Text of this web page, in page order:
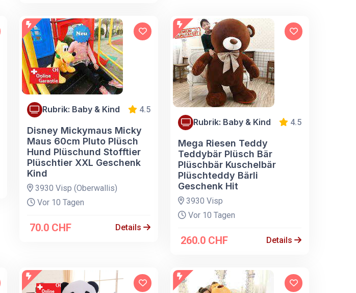
Rubrik: Baby & Kind 4.5
Disney Mickymaus Micky
Maus 60cm Pluto Plüsch
Hund Plüschund Stofftier
Plüschtier XXL Geschenk
Kind
3930 Visp (Oberwallis)
Vor 10 Tagen
70.0 CHF Details
Rubrik: Baby & Kind 4.5
Mega Riesen Teddy
Teddybär Plüsch Bär
Plüschbär Kuschelbär
Plüschteddy Bärli
Geschenk Hit
3930 Visp
Vor 10 Tagen
260.0 CHF Details